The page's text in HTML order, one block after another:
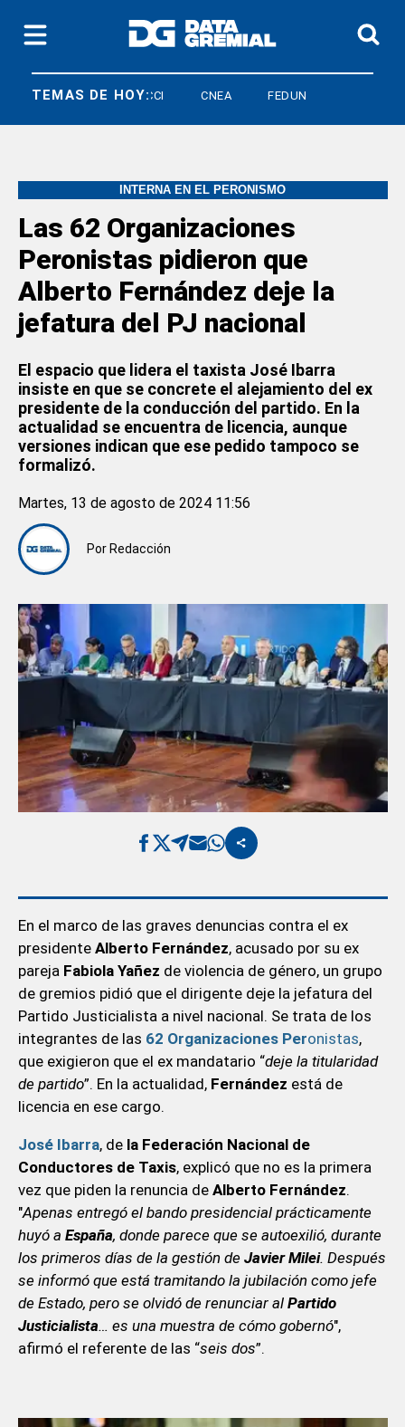
TEMAS DE HOY:
FERRUCCI CNEA FEDUN
INTERNA EN EL PERONISMO
Las 62 Organizaciones
Peronistas pidieron que
Alberto Fernández deje la
jefatura del PJ nacional
El espacio que lidera el taxista José Ibarra
insiste en que se concrete el alejamiento del ex
presidente de la conducción del partido. En la
actualidad se encuentra de licencia, aunque
versiones indican que ese pedido tampoco se
formalizó.
Por Redacción
Martes, 13 de agosto de 2024 11:56
En el marco de las graves denuncias contra el ex
presidente Alberto Fernández, acusado por su ex
pareja Fabiola Yañez de violencia de género, un grupo
de gremios pidió que el dirigente deje la jefatura del
Partido Justicialista a nivel nacional. Se trata de los
integrantes de las 62 Organizaciones Peronistas,
que exigieron que el ex mandatario “deje la titularidad
de partido”. En la actualidad, Fernández está de
licencia en ese cargo.
José Ibarra, de la Federación Nacional de
Conductores de Taxis, explicó que no es la primera
vez que piden la renuncia de Alberto Fernández.
"Apenas entregó el bando presidencial prácticamente
huyó a España, donde parece que se autoexilió, durante
los primeros días de la gestión de Javier Milei. Después
se informó que está tramitando la jubilación como jefe
de Estado, pero se olvidó de renunciar al Partido
Justicialista… es una muestra de cómo gobernó",
afirmó el referente de las “seis dos”.